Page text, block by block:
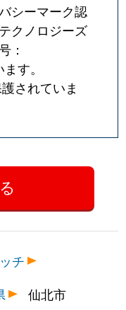
シーマーク認
クノロジーズ
：
す。
されていま
チ
仙北市